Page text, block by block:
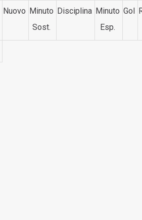
Nuovo Minuto
Sost.
Disciplina Minuto
Esp.
Gol